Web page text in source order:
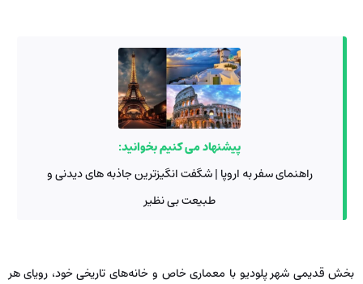
پیشنهاد می کنیم بخوانید:
راهنمای سفر به اروپا | شگفت انگیزترین جاذبه های دیدنی و
طبیعت بی نظیر
بخش قدیمی شهر پلودیو با معماری خاص و خانه‌های تاریخی خود، رویای هر